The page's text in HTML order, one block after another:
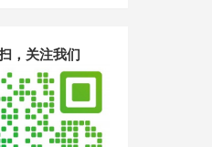
，关注我们